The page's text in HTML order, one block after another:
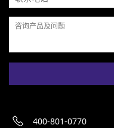
400-801-0770